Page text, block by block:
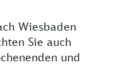
Wiesbaden
Sie auch
und